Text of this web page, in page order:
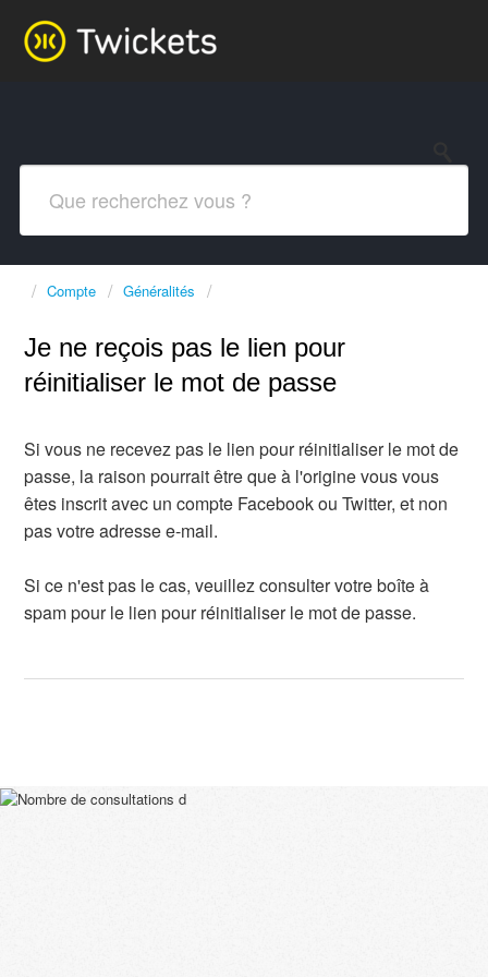
Compte Généralités
Je ne reçois pas le lien pour
réinitialiser le mot de passe
Si vous ne recevez pas le lien pour réinitialiser le mot de
passe, la raison pourrait être que à l'origine vous vous
êtes inscrit avec un compte Facebook ou Twitter, et non
pas votre adresse e-mail.
Si ce n'est pas le cas, veuillez consulter votre boîte à
spam pour le lien pour réinitialiser le mot de passe.